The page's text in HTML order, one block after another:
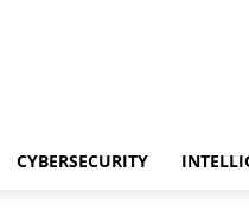
CYBERSECURITY